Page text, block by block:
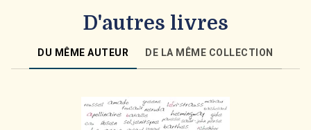
D'autres livres
DU MÊME AUTEUR DE LA MÊME COLLECTION